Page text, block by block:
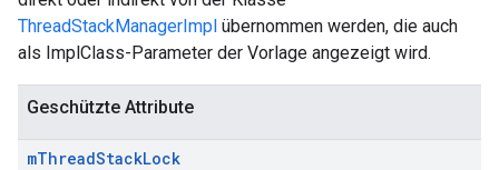
ThreadStackManagerImpl übernommen werden, die auch
als ImplClass-Parameter der Vorlage angezeigt wird.
Geschützte Attribute
mThreadStackLock